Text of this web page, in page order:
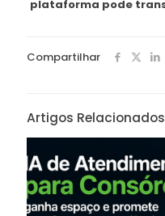
plataforma pode
Compartilhar
Artigos Relacionados